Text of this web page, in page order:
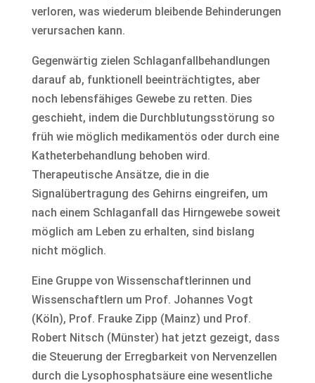
verloren, was wiederum bleibende Behinderungen
verursachen kann.
Gegenwärtig zielen Schlaganfallbehandlungen
darauf ab, funktionell beeinträchtigtes, aber
noch lebensfähiges Gewebe zu retten. Dies
geschieht, indem die Durchblutungsstörung so
früh wie möglich medikamentös oder durch eine
Katheterbehandlung behoben wird.
Therapeutische Ansätze, die in die
Signalübertragung des Gehirns eingreifen, um
nach einem Schlaganfall das Hirngewebe soweit
möglich am Leben zu erhalten, sind bislang
nicht möglich.
Eine Gruppe von Wissenschaftlerinnen und
Wissenschaftlern um Prof. Johannes Vogt
(Köln), Prof. Frauke Zipp (Mainz) und Prof.
Robert Nitsch (Münster) hat jetzt gezeigt, dass
die Steuerung der Erregbarkeit von Nervenzellen
durch die Lysophosphatsäure eine wesentliche